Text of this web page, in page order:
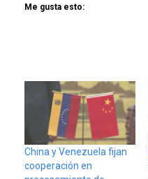
Me gusta esto:
China y Venezuela fijan
cooperación en